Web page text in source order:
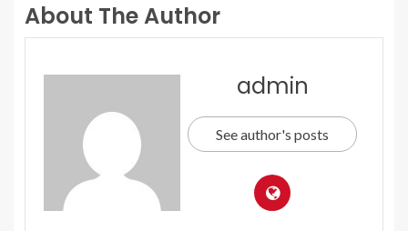
About The Author
admin
See author's posts